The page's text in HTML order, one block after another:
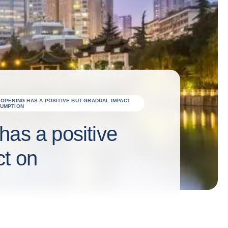
HAS A POSITIVE BUT GRADUAL IMPACT
a positive
on